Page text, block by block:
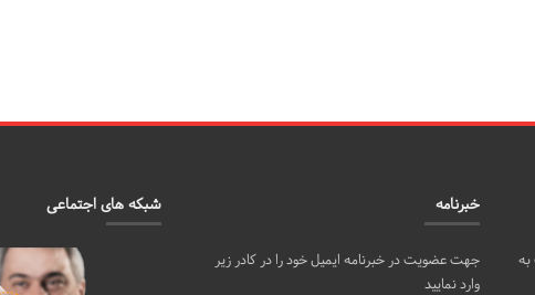
الی 22 به مطب به
خبرنامه
جهت عضویت در خبرنامه ایمیل خود را در کادر زیر
وارد نمایید
شبکه های اجتماعی